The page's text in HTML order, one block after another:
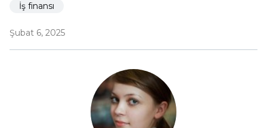
İş finansı
Şubat 6, 2025